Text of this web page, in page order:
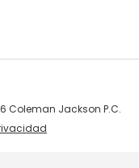
Coleman Jackson P.C.